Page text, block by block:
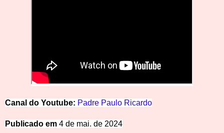
Canal do Youtu be: Padre Paulo Ricardo
Publicado em 4 de mai. de 2024